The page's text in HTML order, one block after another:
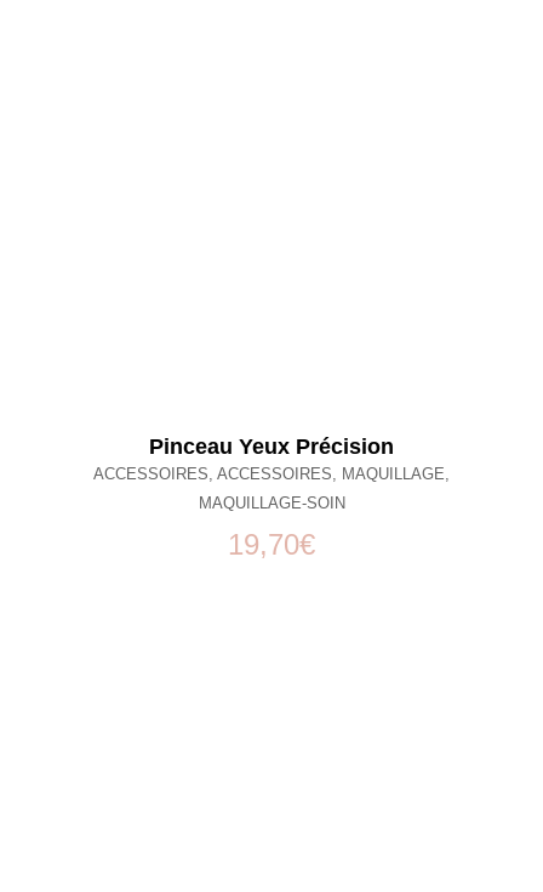
Pinceau Yeux Précision
ACCESSOIRES, ACCESSOIRES, MAQUILLAGE,
MAQUILLAGE-SOIN
19,70€